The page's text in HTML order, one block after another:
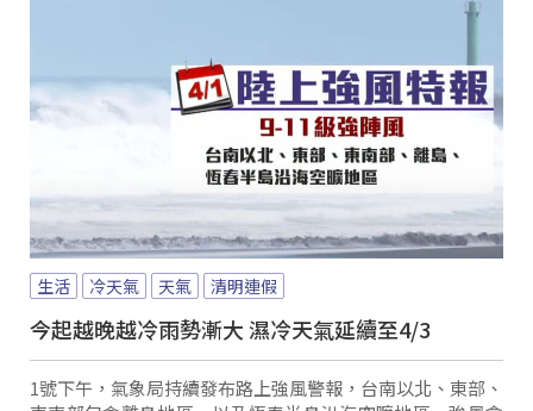
生活 冷天氣 天氣 清明連假
今起越晚越冷雨勢漸大 濕冷天氣延續至4/3
1號下午，氣象局持續發布路上強風警報，台南以北、東部、